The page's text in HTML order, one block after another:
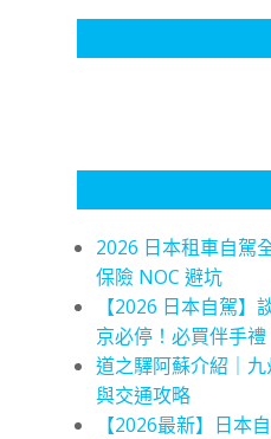
2026 日本租車自駕
保險 NOC 避坑
【2026 日本自駕】
京必停！必買伴手
道之驛阿蘇介紹｜
與交通攻略
【2026最新】日本